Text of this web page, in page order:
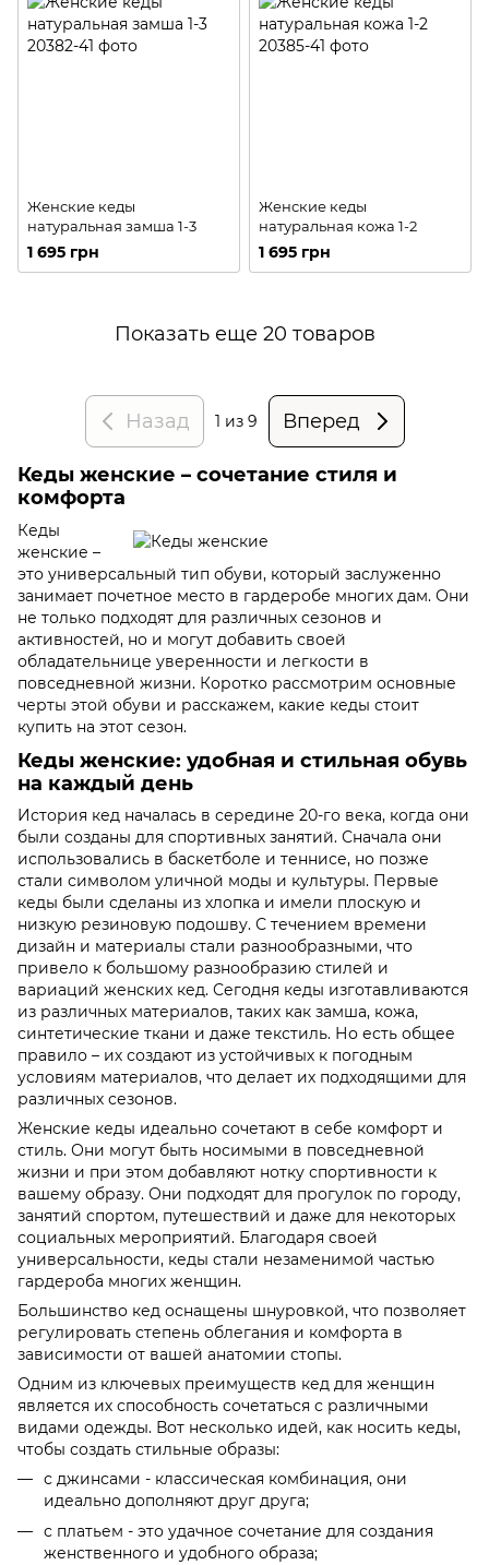
Женские кеды
натуральная замша 1-3
1 695 грн
Женские кеды
натуральная кожа 1-2
1 695 грн
Показать еще 20 товаров
Назад 1 из 9 Вперед
Кеды женские – сочетание стиля и
комфорта
Кеды
женские –
это универсальный тип обуви, который заслуженно
занимает почетное место в гардеробе многих дам. Они
не только подходят для различных сезонов и
активностей, но и могут добавить своей
обладательнице уверенности и легкости в
повседневной жизни. Коротко рассмотрим основные
черты этой обуви и расскажем, какие кеды стоит
купить на этот сезон.
Кеды женские: удобная и стильная обувь
на каждый день
История кед началась в середине 20-го века, когда они
были созданы для спортивных занятий. Сначала они
использовались в баскетболе и теннисе, но позже
стали символом уличной моды и культуры. Первые
кеды были сделаны из хлопка и имели плоскую и
низкую резиновую подошву. С течением времени
дизайн и материалы стали разнообразными, что
привело к большому разнообразию стилей и
вариаций женских кед. Сегодня кеды изготавливаются
из различных материалов, таких как замша, кожа,
синтетические ткани и даже текстиль. Но есть общее
правило – их создают из устойчивых к погодным
условиям материалов, что делает их подходящими для
различных сезонов.
Женские кеды идеально сочетают в себе комфорт и
стиль. Они могут быть носимыми в повседневной
жизни и при этом добавляют нотку спортивности к
вашему образу. Они подходят для прогулок по городу,
занятий спортом, путешествий и даже для некоторых
социальных мероприятий. Благодаря своей
универсальности, кеды стали незаменимой частью
гардероба многих женщин.
Большинство кед оснащены шнуровкой, что позволяет
регулировать степень облегания и комфорта в
зависимости от вашей анатомии стопы.
Одним из ключевых преимуществ кед для женщин
является их способность сочетаться с различными
видами одежды. Вот несколько идей, как носить кеды,
чтобы создать стильные образы:
с джинсами - классическая комбинация, они
идеально дополняют друг друга;
с платьем - это удачное сочетание для создания
женственного и удобного образа;